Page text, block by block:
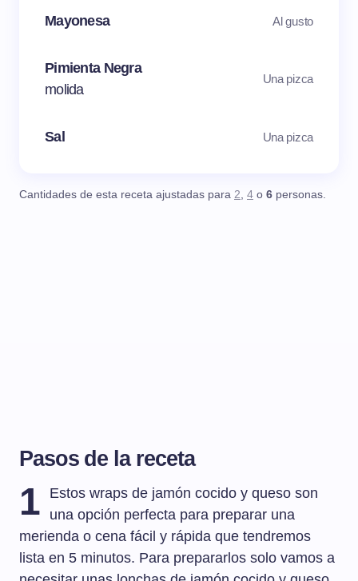
Mayonesa Al gusto
Pimienta Negra
molida
Una pizca
Sal Una pizca
Cantidades de esta receta ajustadas para 2, 4 o 6 personas.
Pasos de la receta
1
Estos wraps de jamón cocido y queso son
una opción perfecta para preparar una
merienda o cena fácil y rápida que tendremos
lista en 5 minutos. Para prepararlos solo vamos a